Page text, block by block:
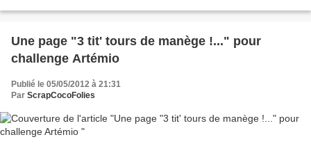
Une page "3 tit' tours de manège !..." pour
challenge Artémio
Publié le 05/05/2012 à 21:31
Par ScrapCocoFolies